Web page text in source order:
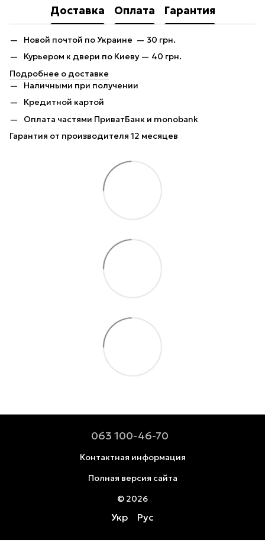
Доставка Оплата Гарантия
Новой почтой по Украине — 30 грн.
Курьером к двери по Киеву — 40 грн.
Подробнее о доставке
Наличными при получении
Кредитной картой
Оплата частями ПриватБанк и monobank
Гарантия от производителя 12 месяцев
063 100-46-70
Контактная информация
Полная версия сайта
© 2026
Укр Рус